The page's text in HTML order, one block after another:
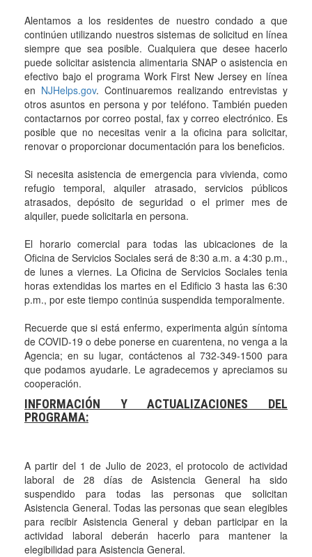
Alentamos a los residentes de nuestro condado a que
continúen utilizando nuestros sistemas de solicitud en línea
siempre que sea posible. Cualquiera que desee hacerlo
puede solicitar asistencia alimentaria SNAP o asistencia en
efectivo bajo el programa Work First New Jersey en línea
en NJHelps.gov. Continuaremos realizando entrevistas y
otros asuntos en persona y por teléfono. También pueden
contactarnos por correo postal, fax y correo electrónico. Es
posible que no necesitas venir a la oficina para solicitar,
renovar o proporcionar documentación para los beneficios.
Si necesita asistencia de emergencia para vivienda, como
refugio temporal, alquiler atrasado, servicios públicos
atrasados, depósito de seguridad o el primer mes de
alquiler, puede solicitarla en persona.
El horario comercial para todas las ubicaciones de la
Oficina de Servicios Sociales será de 8:30 a.m. a 4:30 p.m.,
de lunes a viernes. La Oficina de Servicios Sociales tenia
horas extendidas los martes en el Edificio 3 hasta las 6:30
p.m., por este tiempo continúa suspendida temporalmente.
Recuerde que si está enfermo, experimenta algún síntoma
de COVID-19 o debe ponerse en cuarentena, no venga a la
Agencia; en su lugar, contáctenos al 732-349-1500 para
que podamos ayudarle. Le agradecemos y apreciamos su
cooperación.
INFORMACIÓN Y ACTUALIZACIONES DEL
PROGRAMA:
A partir del 1 de Julio de 2023, el protocolo de actividad
laboral de 28 días de Asistencia General ha sido
suspendido para todas las personas que solicitan
Asistencia General. Todas las personas que sean elegibles
para recibir Asistencia General y deban participar en la
actividad laboral deberán hacerlo para mantener la
elegibilidad para Asistencia General.